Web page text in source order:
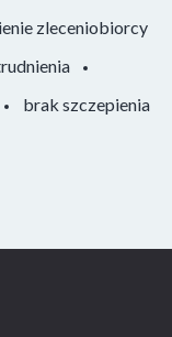
zleceniobiorcy
brak szczepienia